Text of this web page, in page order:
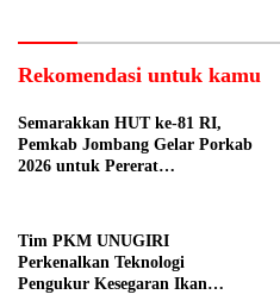
Rekomendasi untuk kamu
Semarakkan HUT ke-81 RI,
Pemkab Jombang Gelar Porkab
2026 untuk Pererat
Tim PKM UNUGIRI
Perkenalkan Teknologi
Pengukur Kesegaran Ikan